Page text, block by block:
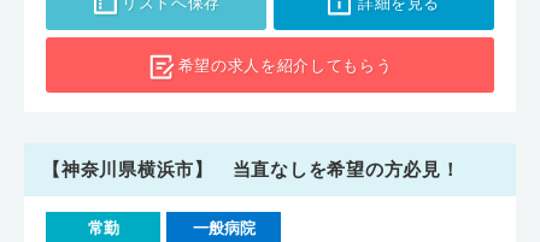
希望の求人を紹介してもらう
【神奈川県横浜市】 当直なしを希望の方必見！
常勤 一般病院